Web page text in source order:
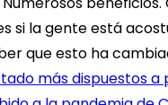
si la gente está
que esto ha
más dispuestos